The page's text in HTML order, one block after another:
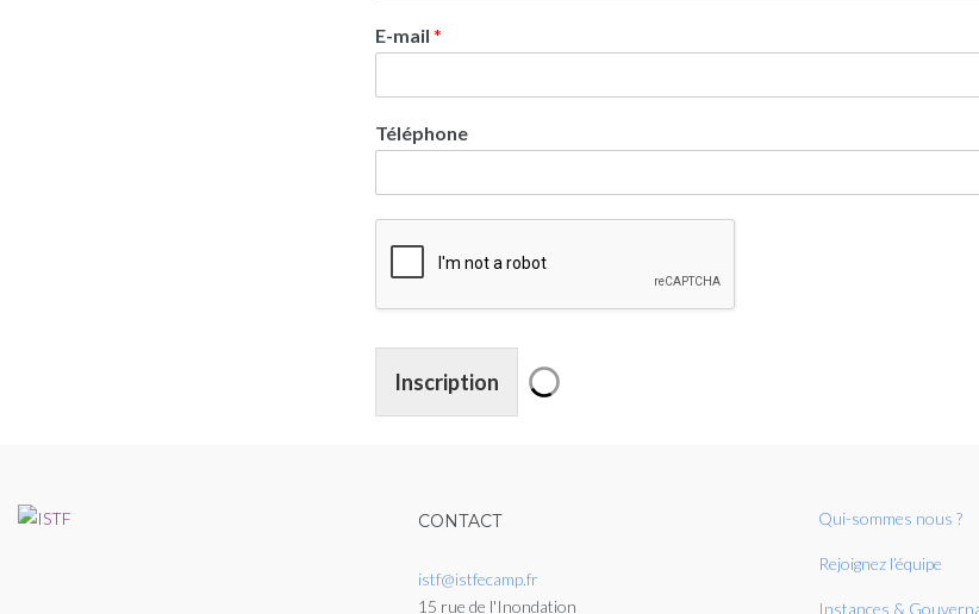
E-mail *
Téléphone
Inscription
CONTACT
istf@istfecamp.fr
15 rue de l'Inondation
Qui-sommes nous ?
Rejoignez l’équipe
Instances &